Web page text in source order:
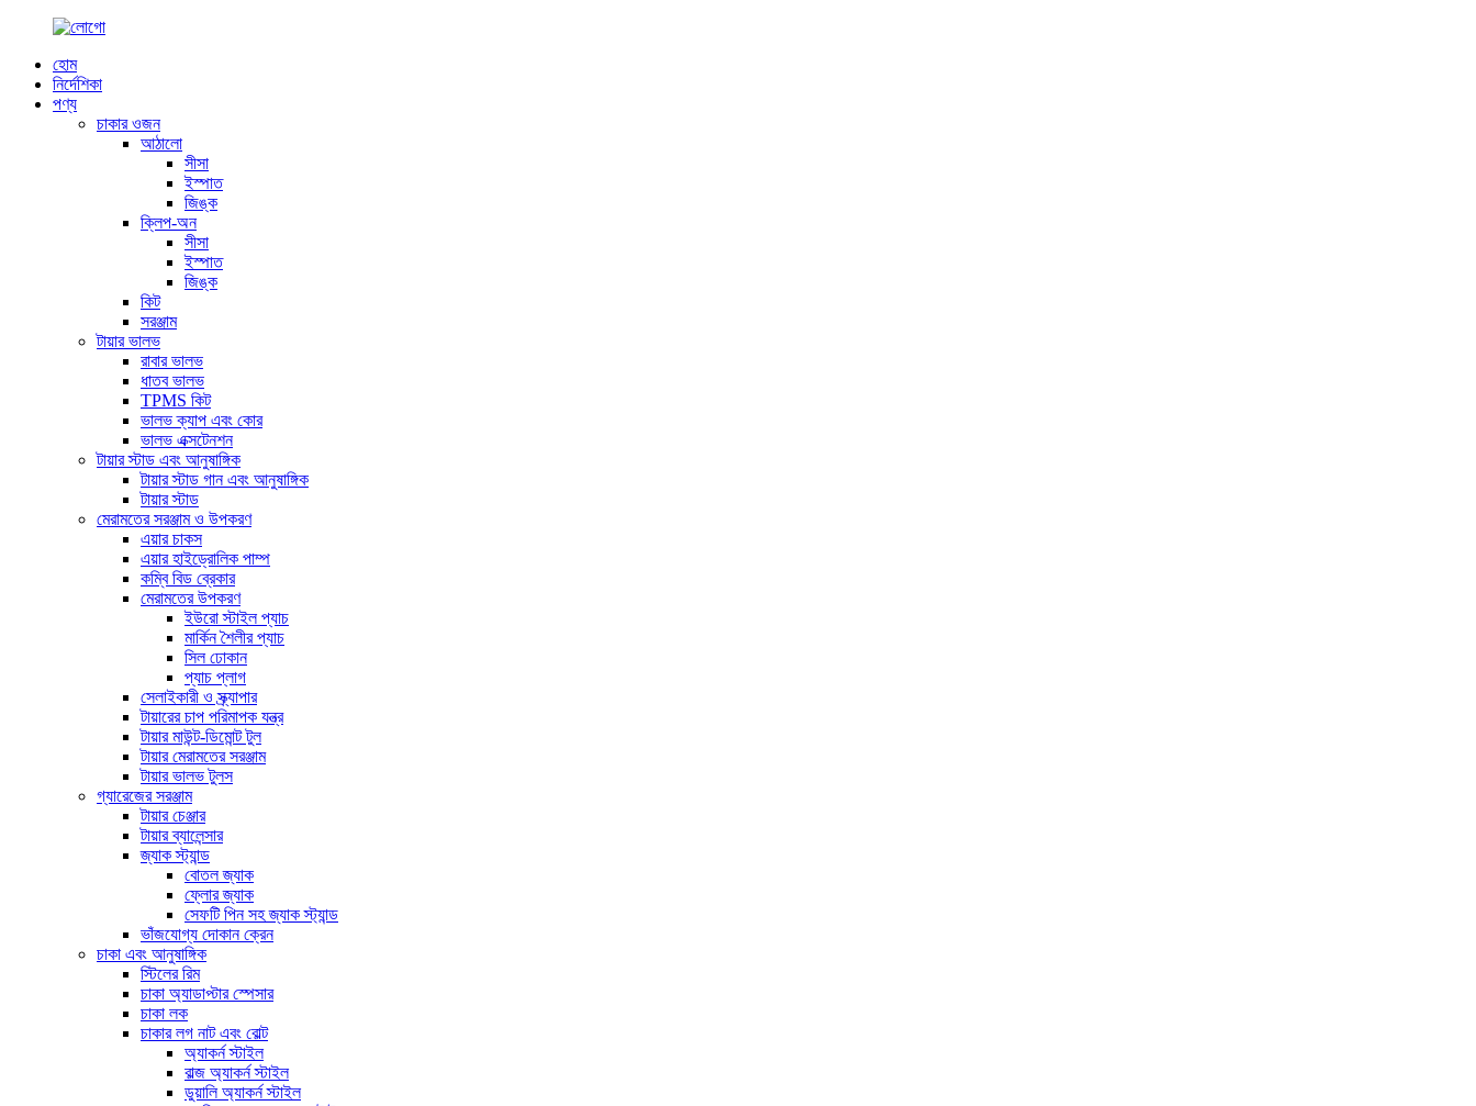
হোম
নির্দেশিকা
পণ্য
চাকার ওজন
আঠালো
সীসা
ইস্পাত
জিঙ্ক
ক্লিপ-অন
সীসা
ইস্পাত
জিঙ্ক
কিট
সরঞ্জাম
টায়ার ভালভ
রাবার ভালভ
ধাতব ভালভ
TPMS কিট
ভালভ ক্যাপ এবং কোর
ভালভ এক্সটেনশন
টায়ার স্টাড এবং আনুষাঙ্গিক
টায়ার স্টাড গান এবং আনুষাঙ্গিক
টায়ার স্টাড
মেরামতের সরঞ্জাম ও উপকরণ
এয়ার চাকস
এয়ার হাইড্রোলিক পাম্প
কম্বি বিড ব্রেকার
মেরামতের উপকরণ
ইউরো স্টাইল প্যাচ
মার্কিন শৈলীর প্যাচ
সিল ঢোকান
প্যাচ প্লাগ
সেলাইকারী ও স্ক্র্যাপার
টায়ারের চাপ পরিমাপক যন্ত্র
টায়ার মাউন্ট-ডিমোন্ট টুল
টায়ার মেরামতের সরঞ্জাম
টায়ার ভালভ টুলস
গ্যারেজের সরঞ্জাম
টায়ার চেঞ্জার
টায়ার ব্যালেন্সার
জ্যাক স্ট্যান্ড
বোতল জ্যাক
ফ্লোর জ্যাক
সেফটি পিন সহ জ্যাক স্ট্যান্ড
ভাঁজযোগ্য দোকান ক্রেন
চাকা এবং আনুষাঙ্গিক
স্টিলের রিম
চাকা অ্যাডাপ্টার স্পেসার
চাকা লক
চাকার লগ নাট এবং বোল্ট
অ্যাকর্ন স্টাইল
বাল্জ অ্যাকর্ন স্টাইল
ডুয়ালি অ্যাকর্ন স্টাইল